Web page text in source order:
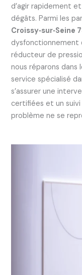
d’agir rapidement
dégâts. Parmi les
Croissy‑sur‑Seine
dysfonctionnement
réducteur de
nous réparons dans
service spécialisé
s’assurer une
certifiées et un
problème ne se